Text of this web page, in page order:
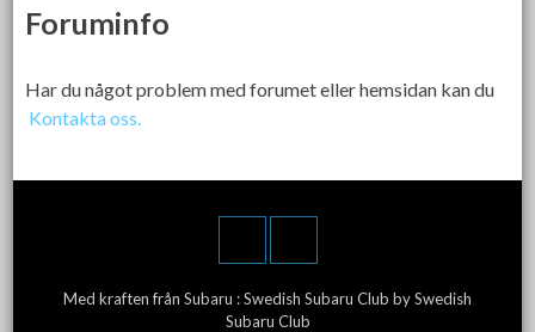
Foruminfo
Har du något problem med forumet eller hemsidan kan du
Kontakta oss.
Med kraften från Subaru :Swedish Subaru Club by Swedish
Subaru Club